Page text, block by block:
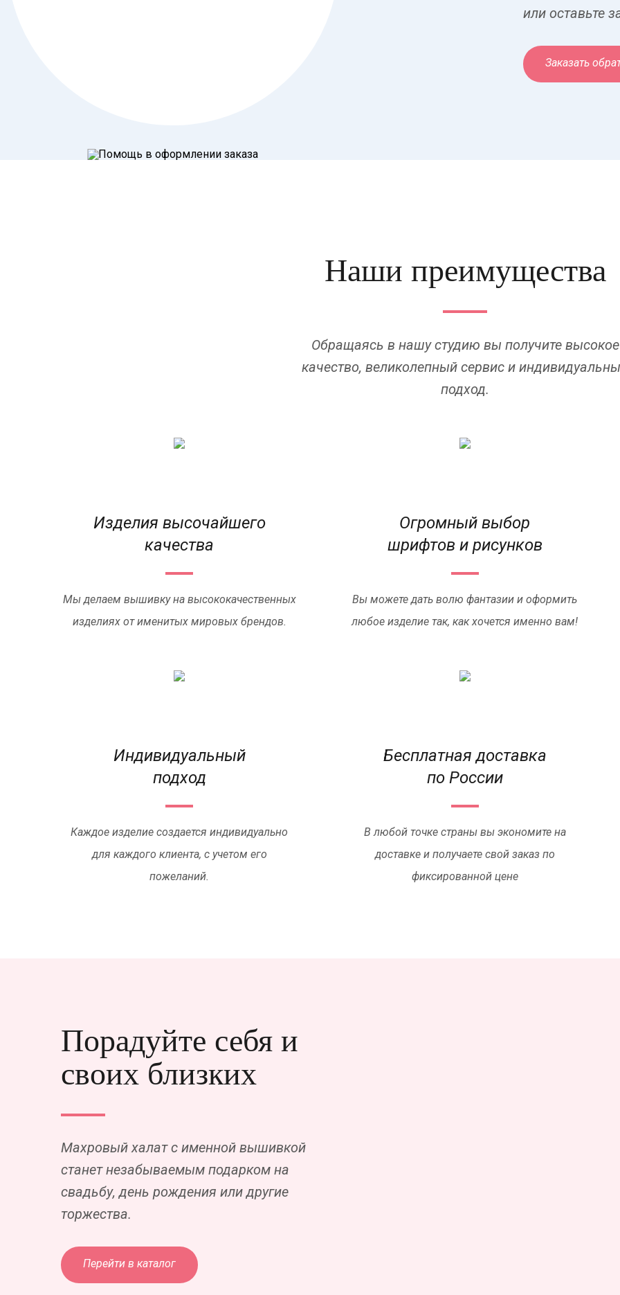
или оставьте
Заказать
Наши преимущества
Обращаясь в нашу студию вы получите высокое
качество, великолепный сервис и
подход.
Изделия высочайшего
качества
Мы делаем вышивку на высококачественных
изделиях от именитых мировых брендов.
Огромный выбор
шрифтов и рисунков
Вы можете дать волю фантазии и оформить
любое изделие так, как хочется именно вам!
Индивидуальный
подход
Каждое изделие создается индивидуально
для каждого клиента, с учетом его
пожеланий.
Бесплатная доставка
по России
В любой точке страны вы экономите на
доставке и получаете свой заказ по
фиксированной цене
Порадуйте себя и
своих близких
Махровый халат с именной вышивкой
станет незабываемым подарком на
свадьбу, день рождения или другие
торжества.
Перейти в каталог